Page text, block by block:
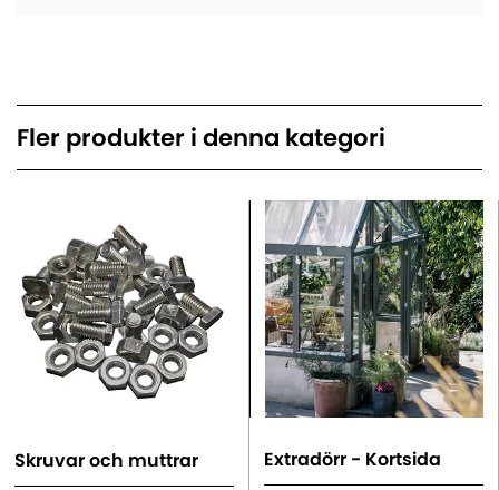
Fler produkter i denna kategori
Skruvar och muttrar Extradörr - Kortsida